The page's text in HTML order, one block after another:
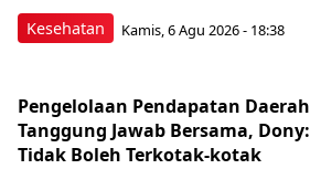
Kesehatan Kamis, 6 Agu 2026 - 18:38
Pengelolaan Pendapatan Daerah
Tanggung Jawab Bersama, Dony:
Tidak Boleh Terkotak-kotak